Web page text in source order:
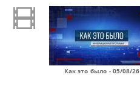
Как это было - 05/08/26